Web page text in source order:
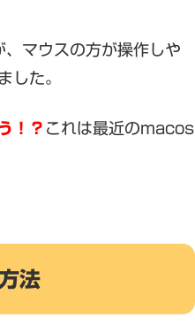
マウスの方が操作しや
した。
！？ これは最近のmacos
法